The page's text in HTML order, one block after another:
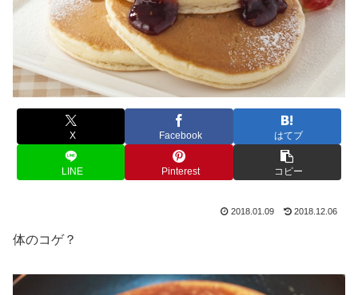
X Facebook はてブ
LINE Pinterest コピー
2018.01.09 2018.12.06
体のコゲ？